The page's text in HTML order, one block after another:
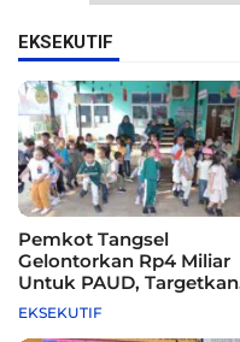
EKSEKUTIF
Pemkot Tangsel
Gelontorkan Rp4 Miliar
Untuk PAUD, Targetkan
115 Sekolah
EKSEKUTIF